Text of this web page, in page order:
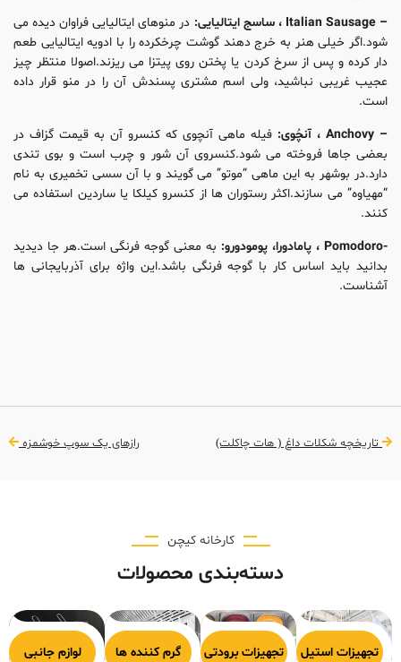
– Italian Sausage ، ساسج ایتالیایی:
در منوهای ایتالیایی فراوان دیده می
شود.اگر خیلی هنر به خرج دهند گوشت چرخکرده را با ادویه ایتالیایی طعم
دار کرده و پس از سرخ کردن یا پختن روی پیتزا می ریزند.اصولا منتظر چیز
عجیب غریبی نباشید، ولی اسم مشتری پسندش آن را در منو قرار داده
است.
– Anchovy ، آنچُوی:
فیله ماهی آنچوی که کنسرو آن به قیمت گزاف در
بعضی جاها فروخته می شود.کنسروی آن شور و چرب است و بوی تندی
دارد.در بوشهر به این ماهی “موتو” می گویند و با آن سسی تخمیری به نام
“مهیاوه” می سازند.اکثر رستوران ها از کنسرو کیلکا یا ساردین استفاده می
کنند.
-Pomodoro ، پامادورا، پومودورو:
به معنی گوجه فرنگی است.هر جا دیدید
بدانید باید اساس کار با گوجه فرنگی باشد.این واژه برای آذربایجانی ها
آشناست.
تاریخچه شکلات داغ ( هات چاکلت) رازهای یک سوپ خوشمزه
کارخانه کیچن
دسته‌بندی محصولات
پخت
تجهیزات استیل
تجهیزات برودتی گرم کننده ها لوازم جانبی